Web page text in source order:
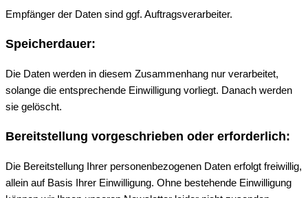
Empfänger der Daten sind ggf. Auftragsverarbeiter.
Speicherdauer:
Die Daten werden in diesem Zusammenhang nur verarbeitet,
solange die entsprechende Einwilligung vorliegt. Danach werden
sie gelöscht.
Bereitstellung vorgeschrieben oder erforderlich:
Die Bereitstellung Ihrer personenbezogenen Daten erfolgt freiwillig,
allein auf Basis Ihrer Einwilligung. Ohne bestehende Einwilligung